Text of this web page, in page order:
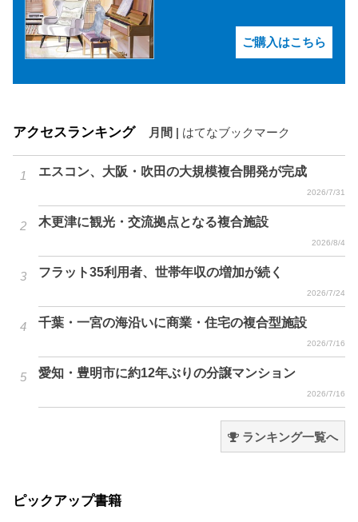
ご購入はこちら
アクセスランキング 月間 はてなブックマーク
エスコン、大阪・吹田の大規模複合開発が完成
2026/7/31
木更津に観光・交流拠点となる複合施設
2026/8/4
フラット35利用者、世帯年収の増加が続く
2026/7/24
千葉・一宮の海沿いに商業・住宅の複合型施設
2026/7/16
愛知・豊明市に約12年ぶりの分譲マンション
2026/7/16
ランキング一覧へ
ピックアップ書籍